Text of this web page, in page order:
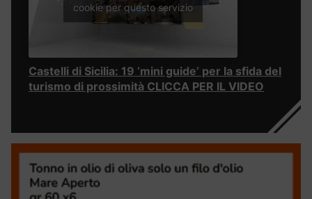
cookie per questo servizio
Castelli di Sicilia: 19 ‘mini guide’ per la sfida del
turismo di prossimità CLICCA PER IL VIDEO